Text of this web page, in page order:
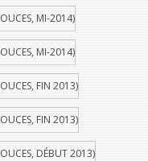
MI-2014)
MI-2014)
FIN 2013)
FIN 2013)
DÉBUT 2013)